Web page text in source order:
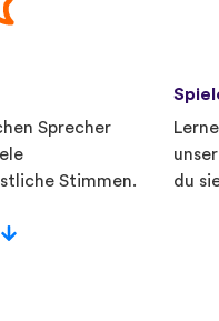
Sprecher
Stimmen.
du